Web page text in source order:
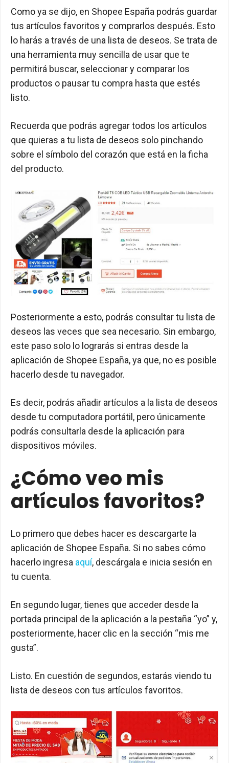
Como ya se dijo, en Shopee España podrás guardar
tus artículos favoritos y comprarlos después. Esto
lo harás a través de una lista de deseos. Se trata de
una herramienta muy sencilla de usar que te
permitirá buscar, seleccionar y comparar los
productos o pausar tu compra hasta que estés
listo.
Recuerda que podrás agregar todos los artículos
que quieras a tu lista de deseos solo pinchando
sobre el símbolo del corazón que está en la ficha
del producto.
Posteriormente a esto, podrás consultar tu lista de
deseos las veces que sea necesario. Sin embargo,
este paso solo lo lograrás si entras desde la
aplicación de Shopee España, ya que, no es posible
hacerlo desde tu navegador.
Es decir, podrás añadir artículos a la lista de deseos
desde tu computadora portátil, pero únicamente
podrás consultarla desde la aplicación para
dispositivos móviles.
¿Cómo veo mis
artículos favoritos?
Lo primero que debes hacer es descargarte la
aplicación de Shopee España. Si no sabes cómo
hacerlo ingresa aquí, descárgala e inicia sesión en
tu cuenta.
En segundo lugar, tienes que acceder desde la
portada principal de la aplicación a la pestaña “yo” y,
posteriormente, hacer clic en la sección “mis me
gusta”.
Listo. En cuestión de segundos, estarás viendo tu
lista de deseos con tus artículos favoritos.